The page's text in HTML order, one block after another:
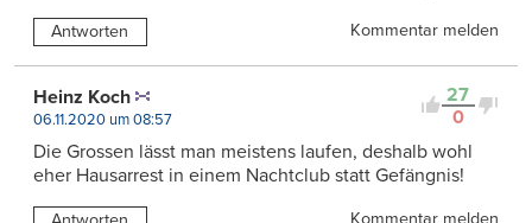
Antworten Kommentar melden
27
0
Heinz Koch
06.11.2020 um 08:57
Die Grossen lässt man meistens laufen, deshalb wohl
eher Hausarrest in einem Nachtclub statt Gefängnis!
Kommentar melden